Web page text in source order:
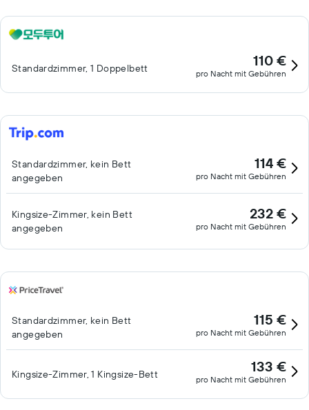
Standardzimmer, 1 Doppelbett 110 €
pro Nacht mit Gebühren
Standardzimmer, kein Bett
angegeben
114 €
pro Nacht mit Gebühren
Kingsize-Zimmer, kein Bett
angegeben
232 €
pro Nacht mit Gebühren
Standardzimmer, kein Bett
angegeben
115 €
pro Nacht mit Gebühren
Kingsize-Zimmer, 1 Kingsize-Bett 133 €
pro Nacht mit Gebühren